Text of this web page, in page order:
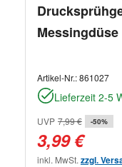
Messingdüse
Artikel-Nr.:861027
Lieferzeit 2-5
UVP 7,99 € -50%
3,99 €
inkl. MwSt. zzgl.